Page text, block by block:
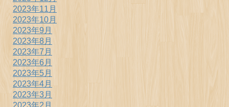
2023年11月
2023年10月
2023年9月
2023年8月
2023年7月
2023年6月
2023年5月
2023年4月
2023年3月